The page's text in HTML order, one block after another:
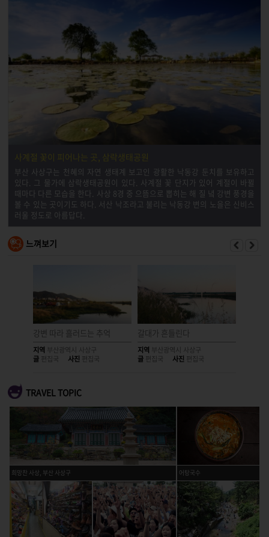
사계절 꽃이 피어나는 곳, 삼락생태공원
부산 사상구는 천혜의 자연 생태계 보고인 광활한 낙동강 둔치를 보유하고
있다. 그 물가에 삼락생태공원이 있다. 사계절 꽃 단지가 있어 계절이 바뀔
때마다 다른 모습을 한다. 사상 8경 중 으뜸으로 뽑히는 해 질 녘 강변 풍경을
볼 수 있는 곳이기도 하다. 서산 낙조라고 불리는 낙동강 변의 노을은 신비스
러울 정도로 아름답다.
느껴보기
강변 따라 흘러드는 추억
지역 부산광역시 사상구
글 편집국 사진 편집국
갈대가 흔들린다
지역 부산광역시 사상구
글 편집국 사진 편집국
TRAVEL TOPIC
희망찬 사상, 부산 사상구 어탕국수